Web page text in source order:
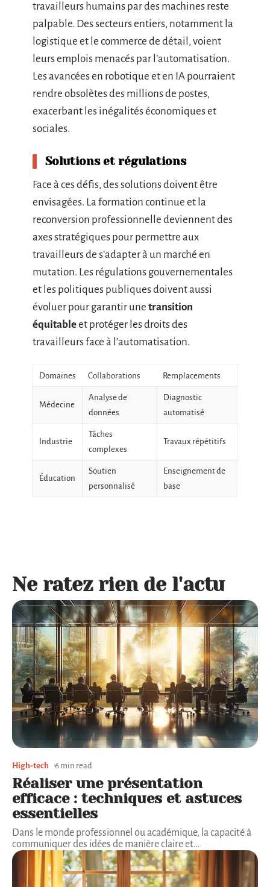
travailleurs humains par des machines reste
palpable. Des secteurs entiers, notamment la
logistique et le commerce de détail, voient
leurs emplois menacés par l’automatisation.
Les avancées en robotique et en IA pourraient
rendre obsolètes des millions de postes,
exacerbant les inégalités économiques et
sociales.
Solutions et régulations
Face à ces défis, des solutions doivent être
envisagées. La formation continue et la
reconversion professionnelle deviennent des
axes stratégiques pour permettre aux
travailleurs de s’adapter à un marché en
mutation. Les régulations gouvernementales
et les politiques publiques doivent aussi
évoluer pour garantir une transition
équitableet protéger les droits des
travailleurs face à l’automatisation.
Domaines Collaborations Remplacements
Médecine
Analyse de
données
Diagnostic
automatisé
Industrie
Tâches
complexes
Travaux répétitifs
Éducation
Soutien
personnalisé
Enseignement de
base
Ne ratez rien de l'actu
High-tech 6 min read
Réaliser une présentation
efficace : techniques et astuces
essentielles
Dans le monde professionnel ou académique, la capacité à
communiquer des idées de manière claire et…